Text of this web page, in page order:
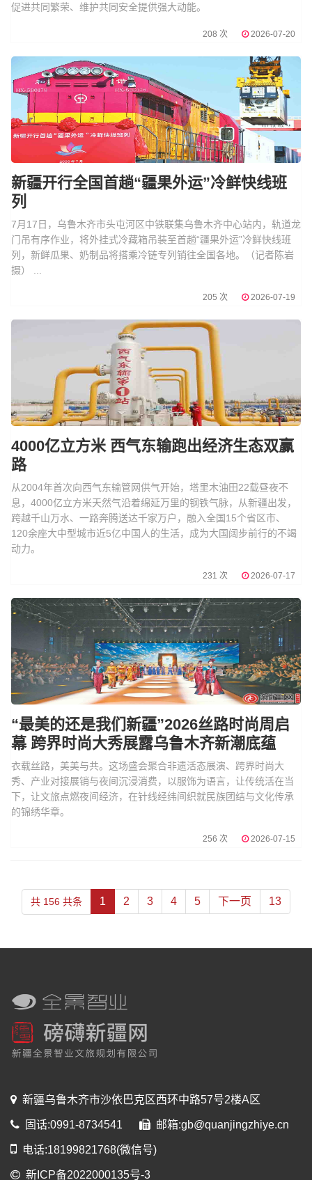
促进共同繁荣、维护共同安全提供强大动能。
208 次 2026-07-20
新疆开行全国首趟“疆果外运”冷鲜快线班
列
7月17日，乌鲁木齐市头屯河区中铁联集乌鲁木齐中心站内，轨道龙
门吊有序作业，将外挂式冷藏箱吊装至首趟“疆果外运”冷鲜快线班
列，新鲜瓜果、奶制品将搭乘冷链专列销往全国各地。（记者陈岩
摄） ...
205 次 2026-07-19
4000亿立方米 西气东输跑出经济生态双赢
路
从2004年首次向西气东输管网供气开始，塔里木油田22载昼夜不
息，4000亿立方米天然气沿着绵延万里的钢铁气脉，从新疆出发，
跨越千山万水、一路奔腾送达千家万户，融入全国15个省区市、
120余座大中型城市近5亿中国人的生活，成为大国阔步前行的不竭
动力。
231 次 2026-07-17
“最美的还是我们新疆”2026丝路时尚周启
幕 跨界时尚大秀展露乌鲁木齐新潮底蕴
衣载丝路，美美与共。这场盛会聚合非遗活态展演、跨界时尚大
秀、产业对接展销与夜间沉浸消费，以服饰为语言，让传统活在当
下，让文旅点燃夜间经济，在针线经纬间织就民族团结与文化传承
的锦绣华章。
256 次 2026-07-15
共 156 共条 1 2 3 4 5 下一页 13
新疆乌鲁木齐市沙依巴克区西环中路57号2楼A区
固话:0991-8734541 邮箱:gb@quanjingzhiye.cn
电话:18199821768(微信号)
新ICP备2022000135号-3